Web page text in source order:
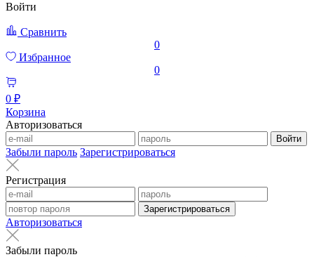
Войти
Сравнить
0
Избранное
0
0 ₽
Корзина
Авторизоваться
Войти
Забыли пароль Зарегистрироваться
Регистрация
Зарегистрироваться
Авторизоваться
Забыли пароль